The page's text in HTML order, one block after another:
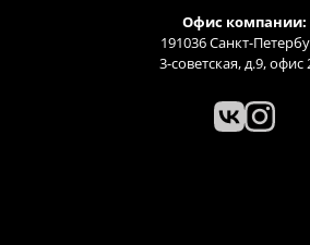
Офис компании:
191036 Санкт-
3-советская, д.9, офис